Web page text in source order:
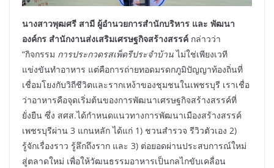
นางสาวพุฒศรี สามี ผู้อำนวยการสำนักบริหาร และ พัฒนา
องค์กร สำนักงานส่งเสริมเศรษฐกิจสร้างสรรค์ กล่าวว่า
“กิจกรรม การประกวดรสเพ็ดรีประจำบ้านไม่ใช่เพียงเวที
แข่งขันทำอาหาร แต่คือการถ่ายทอดมรดกภูมิปัญญาท้องถิ่นที่
เชื่อมโยงกับวิถีชีวิตและรากเหง้าของชุมชนในเพชรบุรี เราเชื่อ
ว่าอาหารคือจุดเริ่มต้นของการพัฒนาเศรษฐกิจสร้างสรรค์ที่
ยั่งยืน ซึ่ง สศส.ได้กำหนดแนวทางการพัฒนาเมืองสร้างสรรค์
เพชรบุรีผ่าน 3 แกนหลัก ได้แก่ 1) ชวนสำรวจ รีวิวตัวเอง 2)
รู้จักเรื่องราว รู้ลึกถึงราก และ 3) ต่อยอดผ่านประสบการณ์ใหม่
สู่ตลาดใหม่ เพื่อให้วัฒนธรรมอาหารเป็นกลไกขับเคลื่อน